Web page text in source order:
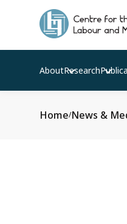
AboutResearch
Home/News &